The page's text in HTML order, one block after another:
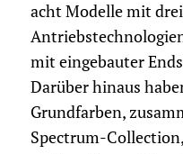
acht Modelle mit
mit eingebauter
Darüber hinaus
Grundfarben,
Spectrum-